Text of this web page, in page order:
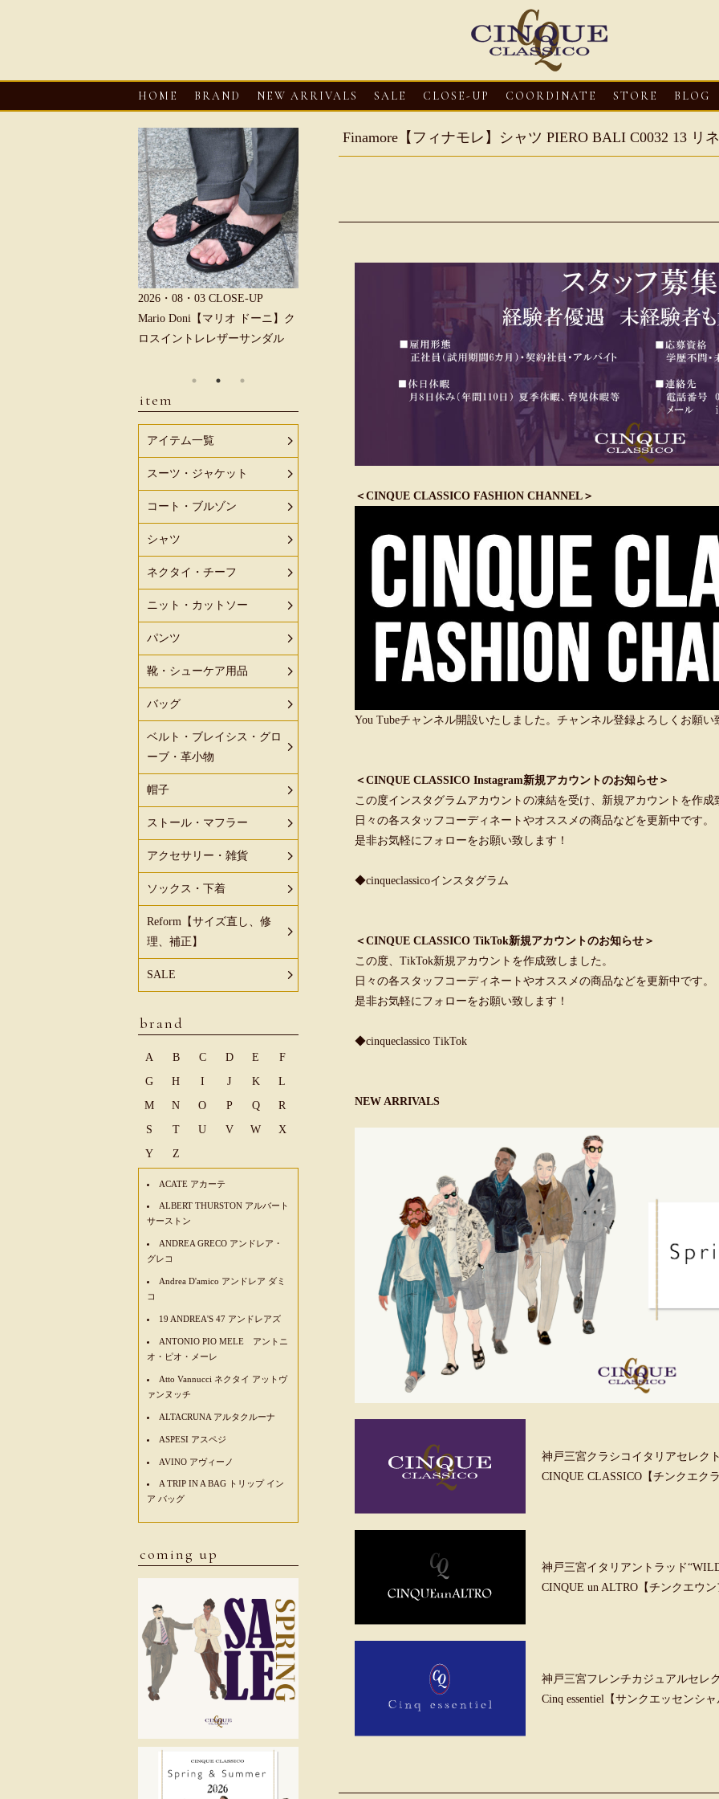
HOME BRAND NEW ARRIVALS SALE CLOSE-UP COORDINATE STORE BLOG
Finamore【フィナモレ】シャツ PIERO BALI C0032 13 リ
＜CINQUE CLASSICO FASHION CHANNEL＞
You Tubeチャンネル開設いたしました。チャンネル登録よろしくお願い
＜CINQUE CLASSICO Instagram新規アカウントのお知らせ＞
この度インスタグラムアカウントの凍結を受け、新規アカウントを作成
日々の各スタッフコーディネートやオススメの商品などを更新中です。
是非お気軽にフォローをお願い致します！
◆cinqueclassicoインスタグラム
＜CINQUE CLASSICO TikTok新規アカウントのお知らせ＞
この度、TikTok新規アカウントを作成致しました。
日々の各スタッフコーディネートやオススメの商品などを更新中です。
是非お気軽にフォローをお願い致します！
◆cinqueclassico TikTok
NEW ARRIVALS
神戸三宮クラシコイタリアセレク
CINQUE CLASSICO【チンクエクラ
神戸三宮イタリアントラッド
CINQUE un ALTRO【チンクエウン
神戸三宮フレンチカジュアルセレ
Cinq essentiel【サンクエッセンシャ
2026・08・03 CLOSE-UP
Mario Doni【マリオ ドーニ】ク
ロスイントレレザーサンダル
Mario Doni【マリオ ドーニ】オ
ープントゥミュール レザーサン
2026・08・03
CLOSE-UP
HEREU【へリュー】フィッシ
ャーマンサンダル
2026・08・03
Mario Doni【マリ
ロスイントレレザ
item
アイテム一覧
スーツ・ジャケット
コート・ブルゾン
シャツ
ネクタイ・チーフ
ニット・カットソー
パンツ
靴・シューケア用品
バッグ
ベルト・ブレイシス・グロ
ーブ・革小物
帽子
ストール・マフラー
アクセサリー・雑貨
ソックス・下着
Reform【サイズ直し、修
理、補正】
SALE
brand
A B C D E
F
G
H I J K
L
M
N O P Q
R
S
T U V W
X
Y
Z
ACATE アカーテ
ALBERT THURSTON アルバート
サーストン
ANDREA GRECO アンドレア・
グレコ
Andrea D'amico アンドレア ダミ
コ
19 ANDREA'S 47 アンドレアズ
ANTONIO PIO MELE アントニ
オ・ピオ・メーレ
Atto Vannucci ネクタイ アットヴ
ァンヌッチ
ALTACRUNA アルタクルーナ
ASPESI アスペジ
AVINO アヴィーノ
A TRIP IN A BAG トリップ イン
ア バッグ
coming up